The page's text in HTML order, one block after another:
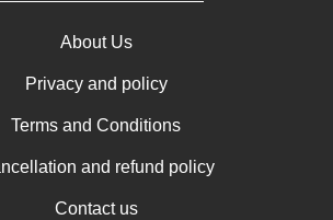
About Us
Privacy and policy
Terms and Conditions
and refund policy
Contact us